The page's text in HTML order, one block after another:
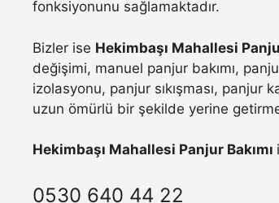
fonksiyonunu sağlamaktadır.
Bizler ise Hekimbaşı Mahallesi
değişimi, manuel panjur bakımı,
izolasyonu, panjur sıkışması, panjur
uzun ömürlü bir şekilde yerine
Hekimbaşı Mahallesi Panjur Bakımı
0530 640 44 22